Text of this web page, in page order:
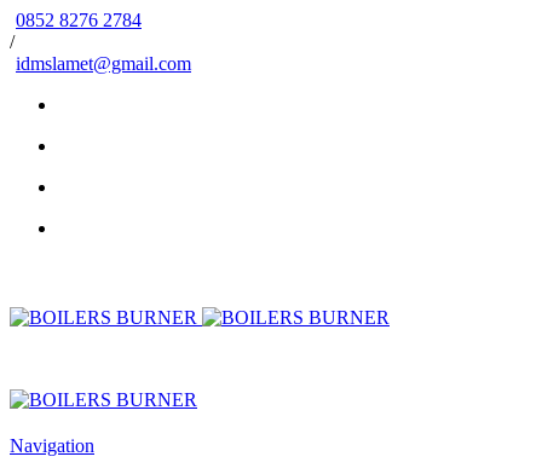
0852 8276 2784
/
idmslamet@gmail.com
Navigation